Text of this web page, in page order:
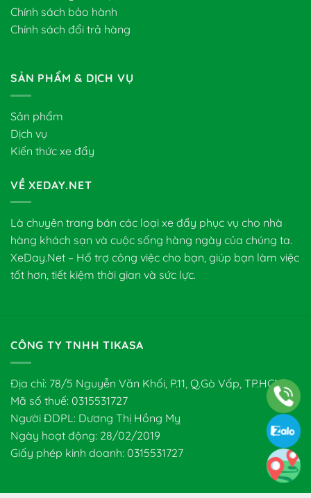
Chính sách bảo hành
Chính sách đổi trả hàng
SẢN PHẨM & DỊCH VỤ
Sản phẩm
Dịch vụ
Kiến thức xe đẩy
VỀ XEDAY.NET
Là chuyên trang bán các loại xe đẩy phục vụ cho nhà
hàng khách sạn và cuộc sống hàng ngày của chúng ta.
XeDay.Net – Hổ trợ công việc cho bạn, giúp bạn làm việc
tốt hơn, tiết kiệm thời gian và sức lực.
CÔNG TY TNHH TIKASA
Địa chỉ: 78/5 Nguyễn Văn Khối, P.11, Q.Gò Vấp, TP.HCM
Mã số thuế: 0315531727
Người ĐDPL: Dương Thị Hồng Mỵ
Ngày hoạt động: 28/02/2019
Giấy phép kinh doanh: 0315531727